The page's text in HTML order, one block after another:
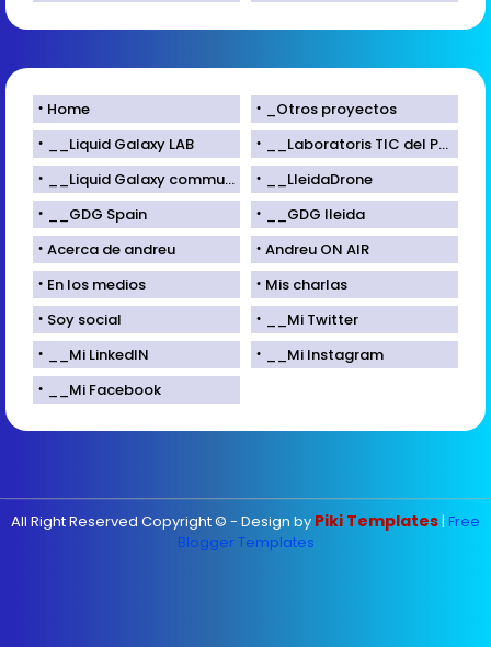
Home
_Otros proyectos
__Liquid Galaxy LAB
__Laboratoris TIC del Parc Científic de Lleida
__Liquid Galaxy community
__LleidaDrone
__GDG Spain
__GDG lleida
Acerca de andreu
Andreu ON AIR
En los medios
Mis charlas
Soy social
__Mi Twitter
__Mi LinkedIN
__Mi Instagram
__Mi Facebook
All Right Reserved Copyright © - Design by Piki Templates| Free
Blogger Templates